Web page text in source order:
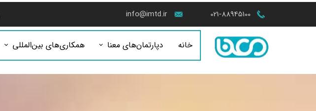
021-88945100
info@imtd.ir
خانه دپارتمان‌های معنا همکاری‌های بین‌المللی